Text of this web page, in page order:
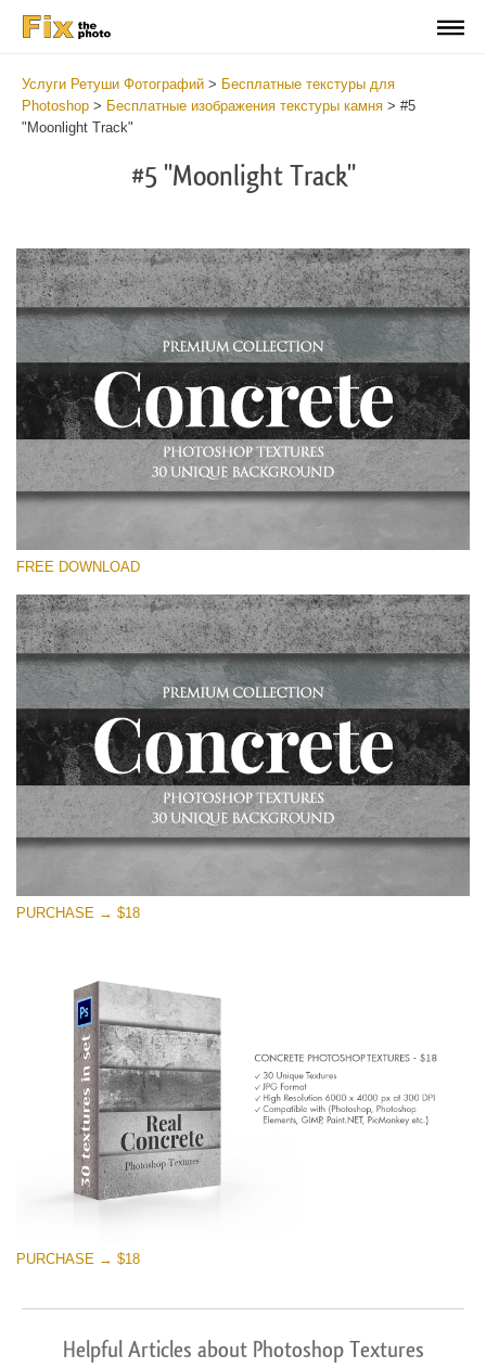
Услуги Ретуши Фотографий > Бесплатные текстуры для
Photoshop > Бесплатные изображения текстуры камня > #5
"Moonlight Track"
#5 "Moonlight Track"
Выберите Вариант
Small 800*533px
Concrete Textures
(30 Overlays)
Large 6000*4000px
Entire Collection
(1783 Overlays)
Large 6000*4000px
Скачать Бесплатно
FREE DOWNLOAD
PURCHASE → $18
PURCHASE → $18
Helpful Articles about Photoshop Textures